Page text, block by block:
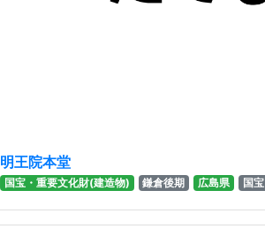
明王院本堂
国宝・重要文化財(建造物) 鎌倉後期 広島県 国宝